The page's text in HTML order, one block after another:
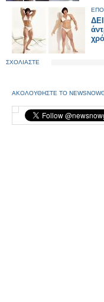
ΣΧΟΛΙΑΣΤΕ
ΑΚΟΛΟΥΘΗΣΤΕ ΤΟ